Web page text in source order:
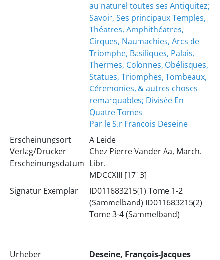
au naturel toutes ses Antiquitez;
Savoir, Ses principaux Temples,
Théatres, Amphithéatres,
Cirques, Naumachies, Arcs de
Triomphe, Basiliques, Palais,
Thermes, Colonnes, Obélisques,
Statues, Triomphes, Tombeaux,
Céremonies, & autres choses
remarquables; Divisée En
Quatre Tomes
Par le S.r Francois Deseine
Erscheinungsort
Verlag/Drucker
Erscheinungsdatum
A Leide
Chez Pierre Vander Aa, March.
Libr.
MDCCXIII [1713]
Signatur Exemplar
ID011683215(1) Tome 1-2
(Sammelband) ID011683215(2)
Tome 3-4 (Sammelband)
Urheber
Deseine, François-Jacques